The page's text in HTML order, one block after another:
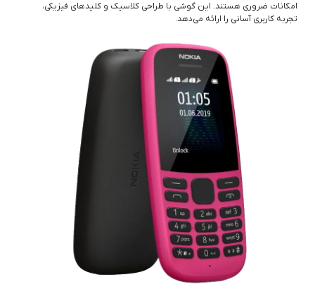
امکانات ضروری هستند. این گوشی با طراحی کلاسیک و کلیدهای فیزیکی،
تجربه کاربری آسانی را ارائه می‌دهد.